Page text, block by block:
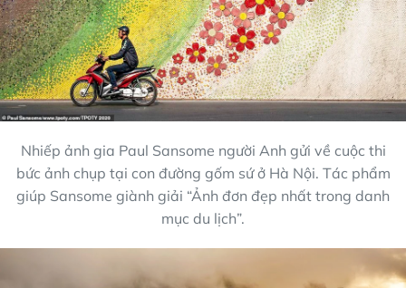
Nhiếp ảnh gia Paul Sansome người Anh gửi về cuộc thi
bức ảnh chụp tại con đường gốm sứ ở Hà Nội. Tác phẩm
giúp Sansome giành giải “Ảnh đơn đẹp nhất trong danh
mục du lịch”.